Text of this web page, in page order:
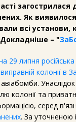
загострилася
Як
всі установи,
Докладніше – "
29 липня
колонії в
колонії та
серед
. За уточненою